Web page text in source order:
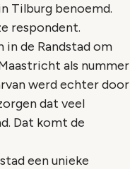
Tilburg benoemd.
respondent.
in de Randstad om
als nummer
werd echter door
dat veel
Dat komt de
een unieke